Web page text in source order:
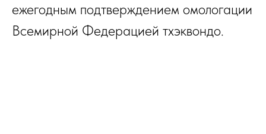
ежегодным подтверждением омологации
Всемирной Федерацией тхэквондо.